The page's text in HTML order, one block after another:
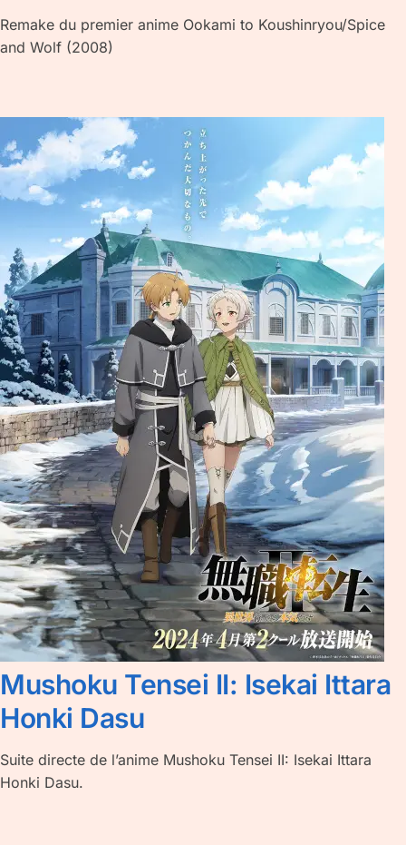
Remake du premier anime Ookami to Koushinryou/Spice
and Wolf (2008)
Mushoku Tensei II: Isekai Ittara
Honki Dasu
Suite directe de l’anime Mushoku Tensei II: Isekai Ittara
Honki Dasu.